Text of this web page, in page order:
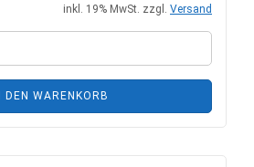
inkl. 19% MwSt. zzgl. Versand
DEN WARENKORB